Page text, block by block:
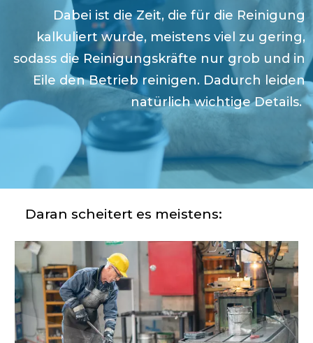
Dabei ist die Zeit, die für die Reinigung
kalkuliert wurde, meistens viel zu gering,
sodass die Reinigungskräfte nur grob und in
Eile den Betrieb reinigen. Dadurch leiden
natürlich wichtige Details.
Daran scheitert es meistens: